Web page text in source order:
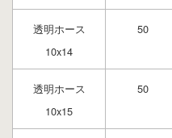
透明ホース
10x14
50
透明ホース
10x15
50